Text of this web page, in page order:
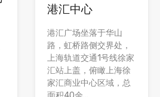
港汇中心
港汇广场坐落于华山
路，虹桥路侧交界处，
上海轨道交通1号线徐家
汇站上盖，俯瞰上海徐
家汇商业中心区域，总